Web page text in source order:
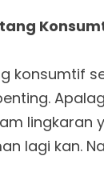
konsumtif
lingkaran
lagi kan.